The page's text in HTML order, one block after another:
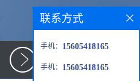
联系方式
手机： 15605418165
手机： 15605418165